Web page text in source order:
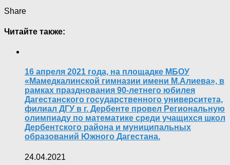
Share
Читайте также:
16 апреля 2021 года, на площадке МБОУ
«Мамедкалинской гимназии имени М.Алиева», в
рамках празднования 90-летнего юбилея
Дагестанского государственного университета,
филиал ДГУ в г. Дербенте провел Региональную
олимпиаду по математике среди учащихся школ
Дербентского района и муниципальных
образований Южного Дагестана.
24.04.2021